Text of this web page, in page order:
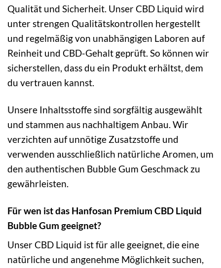
Qualität und Sicherheit. Unser CBD Liquid wird
unter strengen Qualitätskontrollen hergestellt
und regelmäßig von unabhängigen Laboren auf
Reinheit und CBD-Gehalt geprüft. So können wir
sicherstellen, dass du ein Produkt erhältst, dem
du vertrauen kannst.
Unsere Inhaltsstoffe sind sorgfältig ausgewählt
und stammen aus nachhaltigem Anbau. Wir
verzichten auf unnötige Zusatzstoffe und
verwenden ausschließlich natürliche Aromen, um
den authentischen Bubble Gum Geschmack zu
gewährleisten.
Für wen ist das Hanfosan Premium CBD Liquid
Bubble Gum geeignet?
Unser CBD Liquid ist für alle geeignet, die eine
natürliche und angenehme Möglichkeit suchen,